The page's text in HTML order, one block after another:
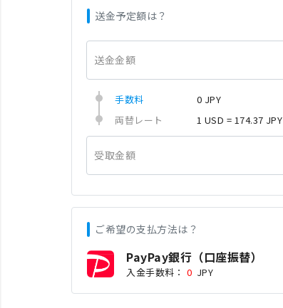
送金予定額は？
送金金額
手数料
0 JPY
両替レート
1 USD = 174.37 JPY
受取金額
ご希望の支払方法は？
PayPay銀行（口座振替）
入金手数料： 0 JPY